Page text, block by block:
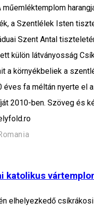
műemléktemplom
a Szentlélek Isten
Szent Antal
külön látványosság
a környékbeliek a
éves fa méltán nyerte el
2010-ben. Szöveg és
katolikus
elhelyezkedő